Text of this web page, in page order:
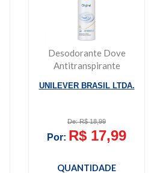
Desodorante Dove
Antitranspirante
150...
UNILEVER BRASIL LTDA.
De: R$ 18,99
Por: R$ 17,99
QUANTIDADE